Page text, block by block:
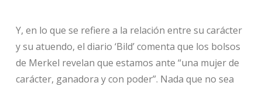
Y, en lo que se refiere a la relación entre su carácter
y su atuendo, el diario ‘Bild’ comenta que los bolsos
de Merkel revelan que estamos ante “una mujer de
carácter, ganadora y con poder”. Nada que no sea